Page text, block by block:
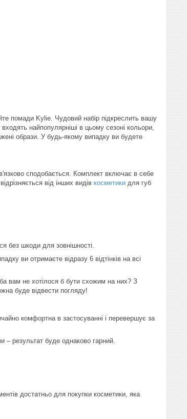
помади Kylie. Чудовий набір підкреслить вашу
найпопулярніші в цьому сезоні кольори,
образи. У будь-якому випадку ви будете
сподобається. Комплект включає в себе
від інших видів косметики для губ
без шкоди для зовнішності.
ви отримаєте відразу 6 відтінків на всі
вам не хотілося б бути схожим на них? З
буде відвести погляду!
комфортна в застосуванні і перевершує за
– результат буде однаково гарний.
достатньо для покупки косметики, яка